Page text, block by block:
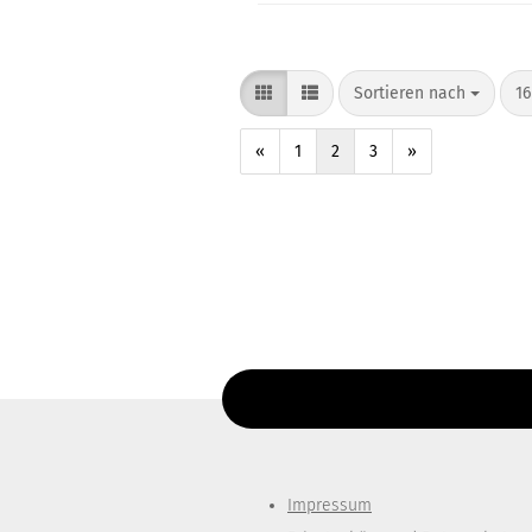
Sortieren nach
« 1 2 3 »
Impressum